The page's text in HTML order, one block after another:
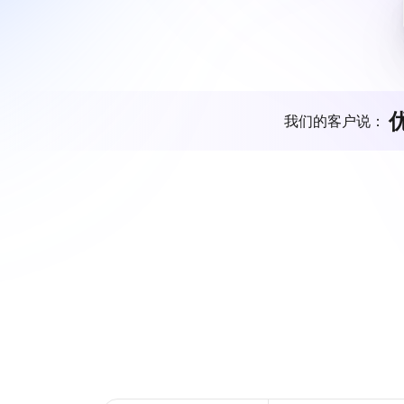
我们的客户说：